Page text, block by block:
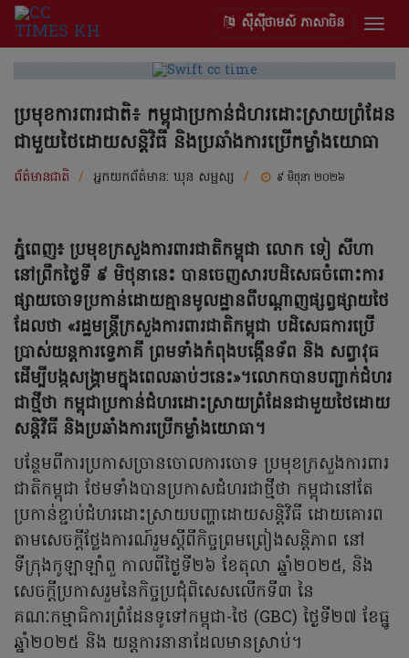
ស៊ីស៊ីថាមស៍ ភាសាចិន
ប្រមុខការពារជាតិ៖ កម្ពុជាប្រកាន់ជំហរដោះស្រាយព្រំដែន
ជាមួយថៃដោយសន្តិវិធី និងប្រឆាំងការប្រើកម្លាំងយោធា
ព័ត៌មានជាតិ / អ្នកយកព័ត៌មាន: ឃុន សម្ផស្ស / ៩ មិថុនា ២០២៦
ភ្នំពេញ៖ ប្រមុខក្រសួងការពារជាតិកម្ពុជា លោក ទៀ សីហា
នៅព្រឹកថ្ងៃទី ៩ មិថុនានេះ បានចេញសារបដិសេធចំពោះការ
ផ្សាយចោទប្រកាន់ដោយគ្មានមូលដ្ឋានពីបណ្តាញផ្សព្វផ្សាយថៃ
ដែលថា «រដ្ឋមន្ត្រីក្រសួងការពារជាតិកម្ពុជា បដិសេធការប្រើ
ប្រាស់យន្តការទ្វេភាគី ព្រមទាំងកំពុងបង្កើនទ័ព និង សព្វាវុធ
ដើម្បីបង្កសង្គ្រាមក្នុងពេលឆាប់ៗនេះ»។លោកបានបញ្ជាក់ជំហរ
ជាថ្មីថា កម្ពុជាប្រកាន់ជំហរដោះស្រាយព្រំដែនជាមួយថៃដោយ
សន្តិវិធី និងប្រឆាំងការប្រើកម្លាំងយោធា។
បន្ថែមពីការប្រកាសច្រានចោលការចោទ ប្រមុខក្រសួងការពារ
ជាតិកម្ពុជា ថែមទាំងបានប្រកាសជំហរជាថ្មីថា កម្ពុជានៅតែ
ប្រកាន់ខ្ជាប់ជំហរដោះស្រាយបញ្ហាដោយសន្តិវិធី ដោយគោរព
តាមសេចក្តីថ្លែងការណ៍រួមស្តីពីកិច្ចព្រមព្រៀងសន្តិភាព នៅ
ទីក្រុងកូឡាឡាំពួ កាលពីថ្ងៃទី២៦ ខែតុលា ឆ្នាំ២០២៥, និង
សេចក្តីប្រកាសរួមនៃកិច្ចប្រជុំពិសេសលើកទី៣ នៃ
គណៈកម្មាធិការព្រំដែនទូទៅកម្ពុជា-ថៃ (GBC) ថ្ងៃទី២៧ ខែធ្នូ
ឆ្នាំ២០២៥ និង យន្តការនានាដែលមានស្រាប់។